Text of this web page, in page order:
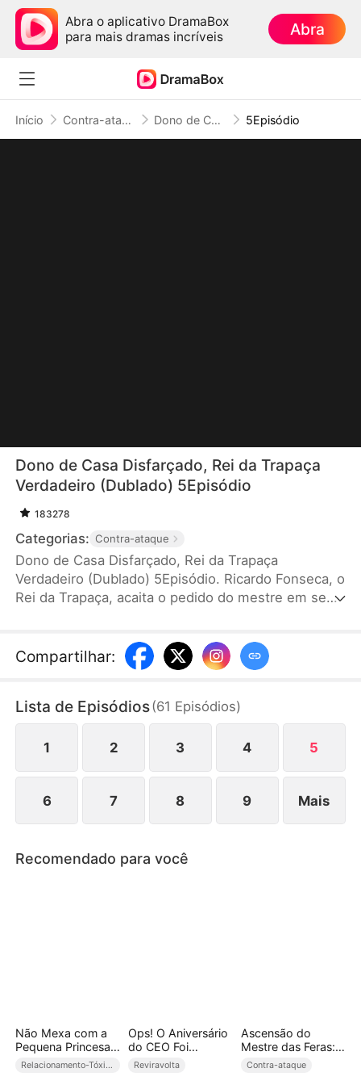
Abra o aplicativo DramaBox
para mais dramas incríveis
Abra
Início Contra-ataque Dono de Casa Disfarçado, Rei da Trapaça Verdadeiro (Dublado) 5Episódio
Dono de Casa Disfarçado, Rei da Trapaça
Verdadeiro (Dublado) 5Episódio
183278
Categorias: Contra-ataque
Dono de Casa Disfarçado, Rei da Trapaça
Verdadeiro (Dublado) 5Episódio. Ricardo Fonseca, o
Rei da Trapaça, acaita o pedido do mestre em seu
suportando todas as humilhações da família.
Quando ela cai num golpe, Ricardo revela seus
depois, vai embora. Arrependida, Rafaela entra em
desespero e inicia uma busca implacável para
recuperá-lo.
Compartilhar:
Lista de Episódios(61 Episódios)
1 2 3 4 5
6 7 8 9 Mais
Recomendado para você
Não Mexa com a
Pequena Princesa
do
Relacionamento-Tóxico
Ops! O Aniversário
do CEO Foi
Arruinado(Dublado
Reviravolta
Ascensão do
Mestre das Feras:
Onde as Lendas
Contra-ataque